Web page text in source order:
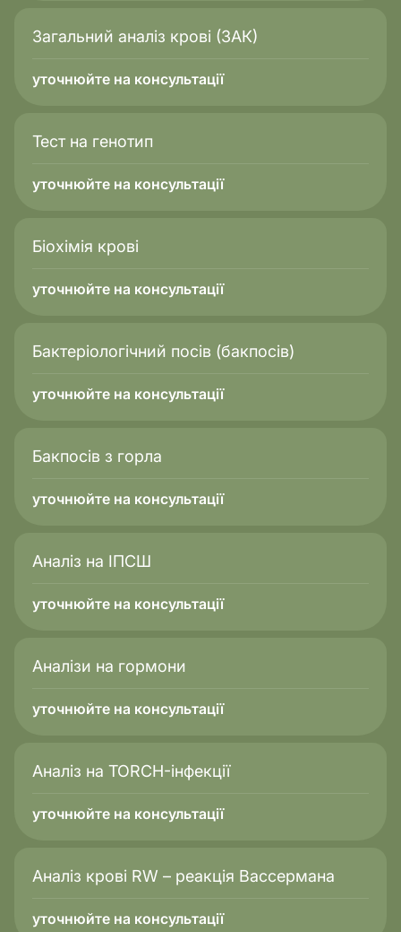
Загальний аналіз крові (ЗАК)
уточнюйте на консультації
Тест на генотип
уточнюйте на консультації
Біохімія крові
уточнюйте на консультації
Бактеріологічний посів (бакпосів)
уточнюйте на консультації
Бакпосів з горла
уточнюйте на консультації
Аналіз на ІПСШ
уточнюйте на консультації
Аналізи на гормони
уточнюйте на консультації
Аналіз на TORCH-інфекції
уточнюйте на консультації
Аналіз крові RW – реакція Вассермана
уточнюйте на консультації